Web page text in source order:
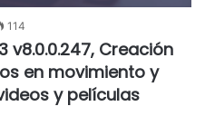
114
v8.0.0.247, Creación
en movimiento y
y películas